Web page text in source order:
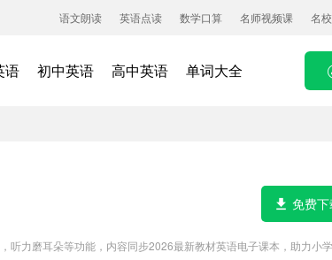
语文朗读 英语点读 数学口算 名师视频课 名
语 初中英语 高中英语 单词大全
力磨耳朵等功能，内容同步2026最新教材英语电子课本，助力小
免费